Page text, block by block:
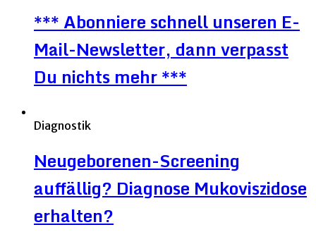
*** Abonniere schnell unseren E-
Mail-Newsletter, dann verpasst
Du nichts mehr ***
Diagnostik
Neugeborenen-Screening
auffällig? Diagnose Mukoviszidose
erhalten?